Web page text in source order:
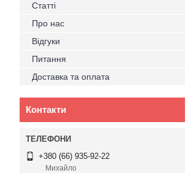
Статті
Про нас
Відгуки
Питання
Доставка та оплата
Контакти
+380 (66) 935-92-22
Михайло